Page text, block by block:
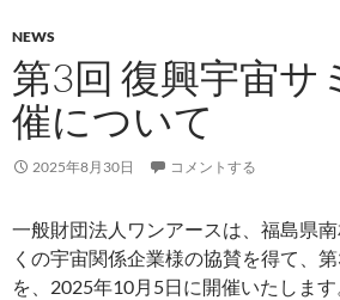
NEWS
第3回 復興宇宙サ
催について
2025年8月30日 コメントする
一般財団法人ワンアースは、福島県
くの宇宙関係企業様の協賛を得て、
を、2025年10月5日に開催いたします